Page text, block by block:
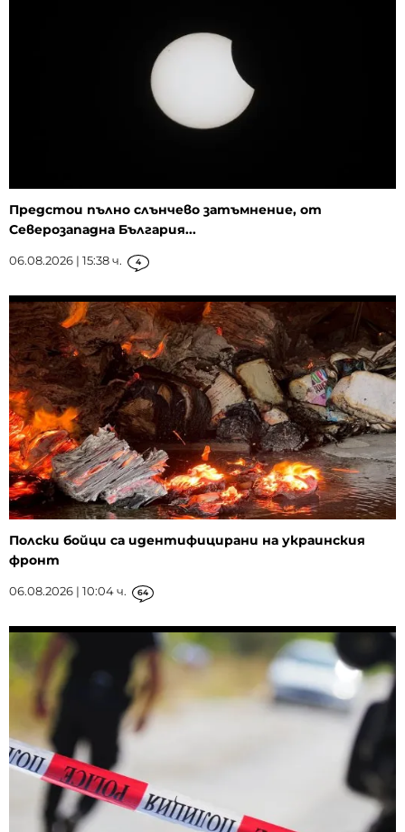
Предстои пълно слънчево затъмнение, от
Северозападна България...
06.08.2026 | 15:38 ч. 4
Полски бойци са идентифицирани на украинския
фронт
06.08.2026 | 10:04 ч. 64